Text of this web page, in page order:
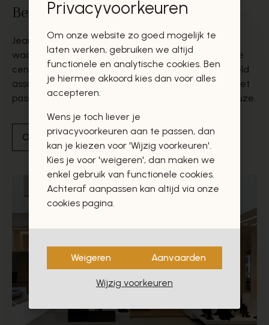
Bezoek onze winkels
Jean Delaere verwelkomt u in twee stijlvolle winkels
waar vakmanschap, kwaliteit en persoonlijke service
centraal staan. Ontdek een zorgvuldig samengesteld
assortiment en laat u begeleiden door een team met
passie voor het vak, klaar om u te helpen bij elke keuze.
Ontdek onze winkels
Privacyvoorkeuren
Om onze website zo goed mogelijk te
laten werken, gebruiken we altijd
functionele en analytische cookies. Ben
je hiermee akkoord kies dan voor alles
accepteren.
Wens je toch liever je
privacyvoorkeuren aan te passen, dan
kan je kiezen voor 'Wijzig voorkeuren'.
Kies je voor 'weigeren', dan maken we
enkel gebruik van functionele cookies.
Achteraf aanpassen kan altijd via onze
cookies pagina.
Weigeren Aanvaarden
Wijzig voorkeuren